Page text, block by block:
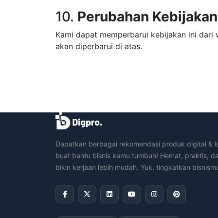
10. Perubahan
Kami dapat memperbarui kebijakan ini
akan diperbarui di atas.
Dapatkan berbagai rekomendasi produk digital &
buat bantu bisnis kamu tumbuh! Hemat, praktis,
bikin kerjaan lebih mudah. Yuk, tingkatkan